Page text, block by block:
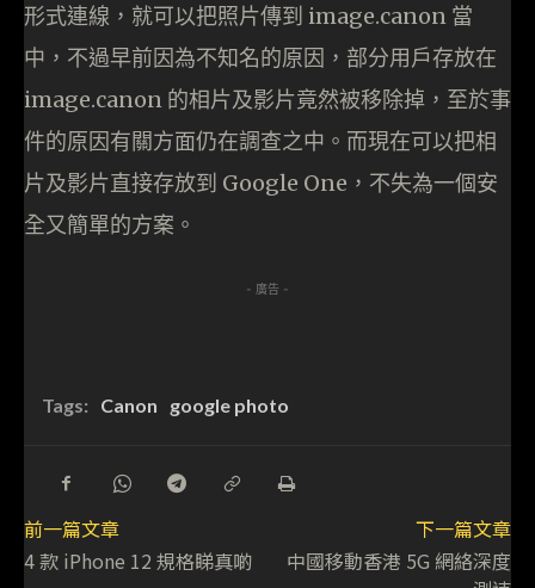
形式連線，就可以把照片傳到 image.canon 當
中，不過早前因為不知名的原因，部分用戶存放在
image.canon 的相片及影片竟然被移除掉，至於事
件的原因有關方面仍在調查之中。而現在可以把相
片及影片直接存放到 Google One，不失為一個安
全又簡單的方案。
- 廣告 -
Tags: Canon google photo
前一篇文章
4 款 iPhone 12 規格睇真啲
下一篇文章
中國移動香港 5G 網絡深度